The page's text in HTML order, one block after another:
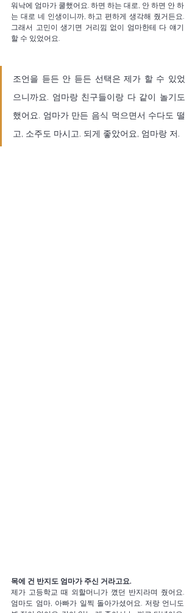
워낙에 엄마가 쿨했어요. 하면 하는 대로, 안 하면 안 하
는 대로 네 인생이니까, 하고 편하게 생각해 줬거든요.
그래서 고민이 생기면 거리낌 없이 엄마한테 다 얘기
할 수 있었어요.
조언을 듣든 안 듣든 선택은 제가 할 수 있었
으니까요. 엄마랑 친구들이랑 다 같이 놀기도
했어요. 엄마가 만든 음식 먹으면서 수다도 떨
고, 소주도 마시고. 되게 좋았어요, 엄마랑 저.
목에 건 반지도 엄마가 주신 거라고요.
제가 고등학교 때 외할머니가 꼈던 반지라며 줬어요.
엄마도 엄마, 아빠가 일찍 돌아가셨어요. 저랑 언니도